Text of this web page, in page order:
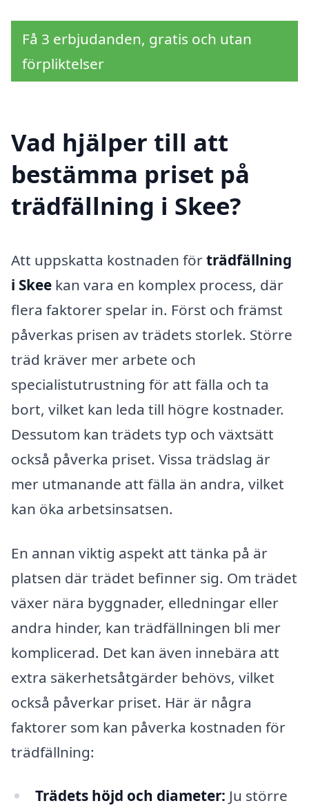
Få 3 erbjudanden, gratis och utan
förpliktelser
Vad hjälper till att
bestämma priset på
trädfällning i Skee?
Att uppskatta kostnaden förträdfällning
i Skee kan vara en komplex process, där
flera faktorer spelar in. Först och främst
påverkas prisen av trädets storlek. Större
träd kräver mer arbete och
specialistutrustning för att fälla och ta
bort, vilket kan leda till högre kostnader.
Dessutom kan trädets typ och växtsätt
också påverka priset. Vissa trädslag är
mer utmanande att fälla än andra, vilket
kan öka arbetsinsatsen.
En annan viktig aspekt att tänka på är
platsen där trädet befinner sig. Om trädet
växer nära byggnader, elledningar eller
andra hinder, kan trädfällningen bli mer
komplicerad. Det kan även innebära att
extra säkerhetsåtgärder behövs, vilket
också påverkar priset. Här är några
faktorer som kan påverka kostnaden för
trädfällning:
Trädets höjd och diameter: Ju större